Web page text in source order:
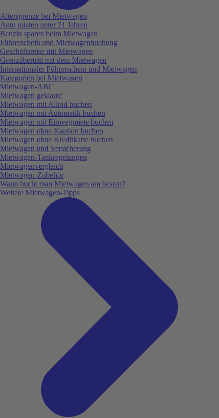
Altersgrenze bei Mietwagen
Auto mieten unter 21 Jahren
Benzin sparen beim Mietwagen
Führerschein und Mietwagenbuchung
Geschäftsreise mit Mietwagen
Grenzübertritt mit dem Mietwagen
Internationaler Führerschein und Mietwagen
Kategorien bei Mietwagen
Mietwagen-ABC
Mietwagen geklaut?
Mietwagen mit Allrad buchen
Mietwagen mit Automatik buchen
Mietwagen mit Einwegmiete buchen
Mietwagen ohne Kaution buchen
Mietwagen ohne Kreditkarte buchen
Mietwagen und Versicherung
Mietwagen-Tankregelungen
Mietwagenvergleich
Mietwagen-Zubehör
Wann bucht man Mietwagen am besten?
Weitere Mietwagen-Tipps